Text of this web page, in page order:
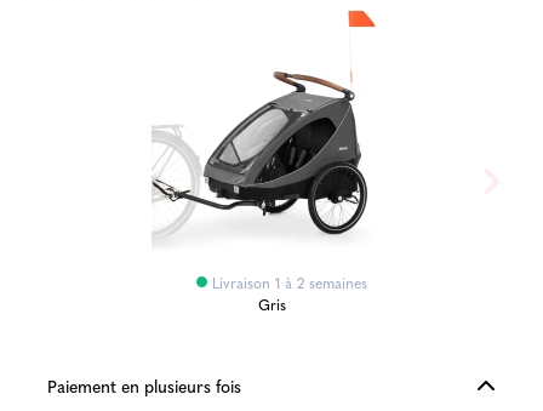
Livraison 1 à 2 semaines
Gris
Paiement en plusieurs fois